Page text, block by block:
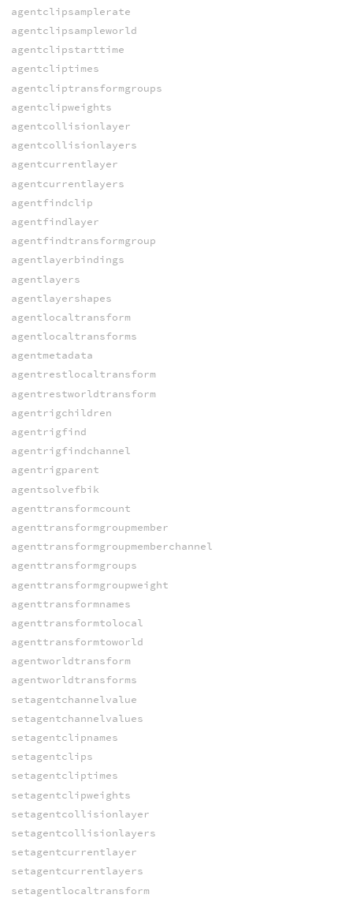
agentclipsamplerate
agentclipsampleworld
agentclipstarttime
agentcliptimes
agentcliptransformgroups
agentclipweights
agentcollisionlayer
agentcollisionlayers
agentcurrentlayer
agentcurrentlayers
agentfindclip
agentfindlayer
agentfindtransformgroup
agentlayerbindings
agentlayers
agentlayershapes
agentlocaltransform
agentlocaltransforms
agentmetadata
agentrestlocaltransform
agentrestworldtransform
agentrigchildren
agentrigfind
agentrigfindchannel
agentrigparent
agentsolvefbik
agenttransformcount
agenttransformgroupmember
agenttransformgroupmemberchannel
agenttransformgroups
agenttransformgroupweight
agenttransformnames
agenttransformtolocal
agenttransformtoworld
agentworldtransform
agentworldtransforms
setagentchannelvalue
setagentchannelvalues
setagentclipnames
setagentclips
setagentcliptimes
setagentclipweights
setagentcollisionlayer
setagentcollisionlayers
setagentcurrentlayer
setagentcurrentlayers
setagentlocaltransform